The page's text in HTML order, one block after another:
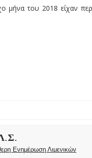
μήνα του 2018 είχαν
Ενημέρωση Λιμενικών